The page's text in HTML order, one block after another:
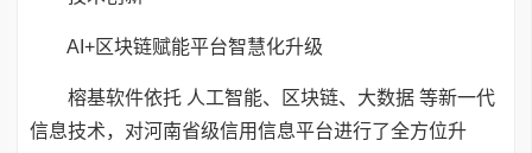
AI+区块链赋能平台智慧化升级
榕基软件依托 人工智能、区块链、大数据 等新一代
信息技术，对河南省级信用信息平台进行了全方位升